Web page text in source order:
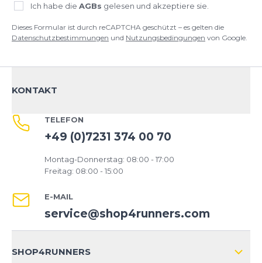
Ich habe die AGBs gelesen und akzeptiere sie.
Dieses Formular ist durch reCAPTCHA geschützt – es gelten die
Datenschutzbestimmungen und Nutzungsbedingungen von Google.
KONTAKT
TELEFON
+49 (0)7231 374 00 70
Montag-Donnerstag: 08:00 - 17:00
Freitag: 08:00 - 15:00
E-MAIL
service@shop4runners.com
SHOP4RUNNERS